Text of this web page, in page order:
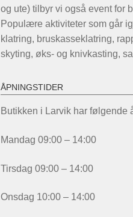
og ute) tilbyr vi også event for
Populære aktiviteter som går
klatring, bruskasseklatring,
skyting, øks- og knivkasting,
ÅPNINGSTIDER
Butikken i Larvik har følgende
Mandag 09:00 – 14:00
Tirsdag 09:00 – 14:00
Onsdag 10:00 – 14:00